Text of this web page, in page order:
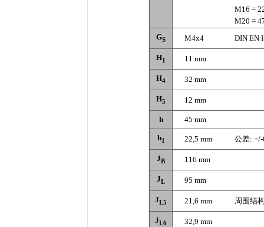
M16 =
M20 =
GS M4x4 DIN EN
H1 11 mm
H4 32 mm
H5 12 mm
h 45 mm
h1 22,5 mm 公差: +/-
JB 116 mm
JL 95 mm
JL5 21,6 mm 周围结
JL6 32,9 mm